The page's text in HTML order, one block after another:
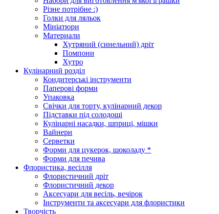
Різне потрібне :)
Голки для ляльок
Мініатюри
Материали
Хутряний (синельний) дріт
Помпони
Хутро
Кулінарний розділ
Кондитерські інструменти
Паперові форми
Упаковка
Свічки для торту, кулінарний декор
Підставки під солодощі
Кулінарні насадки, шприці, мішки
Вайнери
Серветки
Форми для цукерок, шоколаду *
Форми для печива
Флористика, весілля
Флористичний дріт
Флористичний декор
Аксесуари для весіль, вечірок
Інструменти та аксесуари для флористики
Творчість